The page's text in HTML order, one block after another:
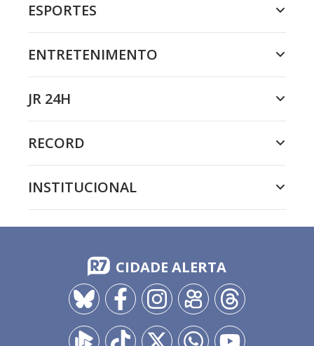
ESPORTES
ENTRETENIMENTO
JR 24H
RECORD
INSTITUCIONAL
CIDADE ALERTA